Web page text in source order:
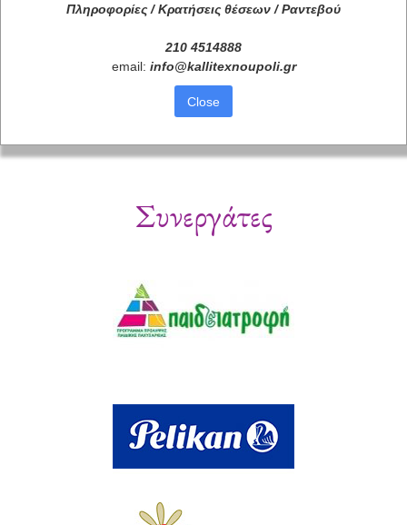
Συνεργάτες
Πληροφορίες / Κρατήσεις θέσεων / Ραντεβού
210 4514888
email: info@kallitexnoupoli.gr
Close